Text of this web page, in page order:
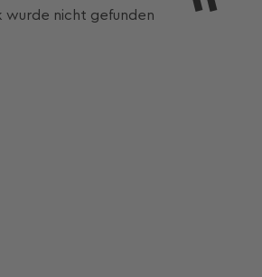
wurde nicht gefunden